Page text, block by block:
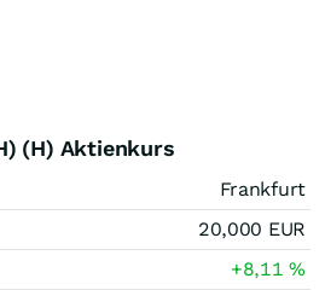
(H) Aktienkurs
Frankfurt
20,000 EUR
+8,11%